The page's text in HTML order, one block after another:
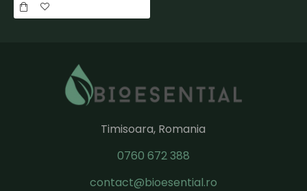
Timisoara, Romania
0760 672 388
contact@bioesential.ro